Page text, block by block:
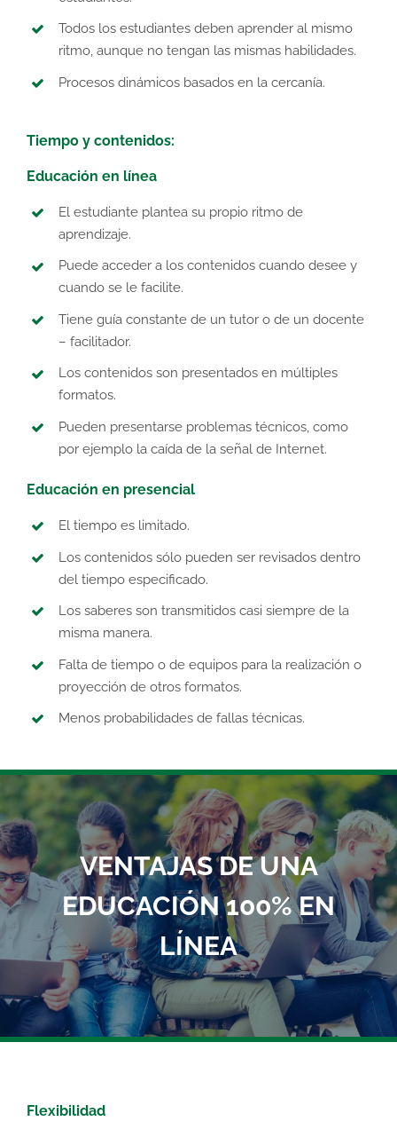
Todos los estudiantes deben aprender al mismo
ritmo, aunque no tengan las mismas habilidades.
Procesos dinámicos basados en la cercanía.
Tiempo y contenidos:
Educación en línea
El estudiante plantea su propio ritmo de
aprendizaje.
Puede acceder a los contenidos cuando desee y
cuando se le facilite.
Tiene guía constante de un tutor o de un docente
– facilitador.
Los contenidos son presentados en múltiples
formatos.
Pueden presentarse problemas técnicos, como
por ejemplo la caída de la señal de Internet.
Educación en presencial
El tiempo es limitado.
Los contenidos sólo pueden ser revisados dentro
del tiempo especificado.
Los saberes son transmitidos casi siempre de la
misma manera.
Falta de tiempo o de equipos para la realización o
proyección de otros formatos.
Menos probabilidades de fallas técnicas.
VENTAJAS DE UNA
EDUCACIÓN 100% EN
LÍNEA
Flexibilidad